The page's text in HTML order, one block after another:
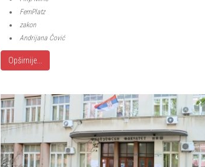
FemPlatz
zakon
Andrijana Čović
Opširnije...